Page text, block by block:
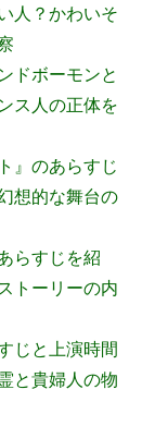
人？かわいそ
ドボーモンと
ス人の正体を
』のあらすじ
想的な舞台の
らすじを紹
トーリーの内
じと上演時間
と貴婦人の物